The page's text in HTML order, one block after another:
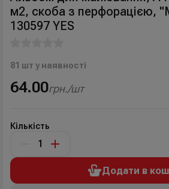
м2, скоба з перфорацією,
130597 YES
81 шт у наявності
64.00грн./шт
Кількість
Додати в